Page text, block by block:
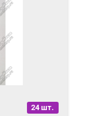
24 шт.